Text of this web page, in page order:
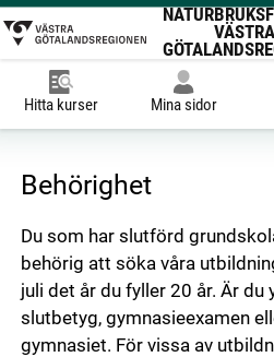
VÄSTRA
Hitta kurser Mina sidor
Behörighet
Du som har slutförd
behörig att söka våra
juli det år du fyller 20 år. Är du
slutbetyg, gymnasieexamen
gymnasiet. För vissa av